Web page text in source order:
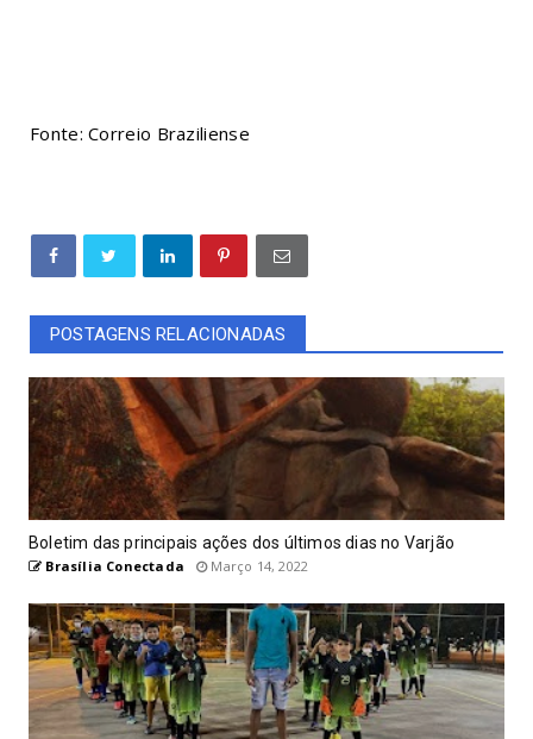
Fonte: Correio Braziliense
POSTAGENS RELACIONADAS
Boletim das principais ações dos últimos dias no Varjão
Brasília Conectada Março 14, 2022